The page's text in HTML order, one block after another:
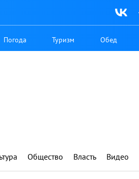
Погода Туризм Обед
Общество Власть Видео